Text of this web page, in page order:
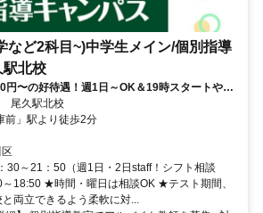
など2科目~)中学生メイン/個別指導
北校
〜の好待遇！週1日～OK＆19時スタートや
が叶う♪中学レベルの数学・英語ができれば
尾久駅北校
川車庫前」駅より徒歩2分
30～21：50（週1日・2日staff！シフト相談
18:50 ★時間・曜日は相談OK ★テスト期間、
両立できるよう柔軟に対...